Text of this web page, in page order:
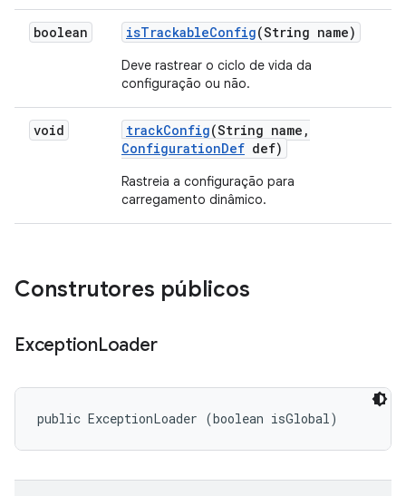
boolean isTrackableConfig(String name)
Deve rastrear o ciclo de vida da
configuração ou não.
void trackConfig(String name ,
ConfigurationDef def)
Rastreia a configuração para
carregamento dinâmico.
Construtores públicos
ExceptionLoader
public ExceptionLoader (boolean isGlobal)